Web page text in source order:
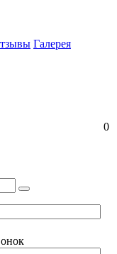
Галерея
0